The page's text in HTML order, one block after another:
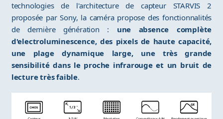
technologies de l'architecture de capteur STARVIS 2
proposée par Sony, la caméra propose des fonctionnalités
de dernière génération : une absence complète
d'electroluminescence, des pixels de haute capacité,
une plage dynamique large, une très grande
sensibilité dans le proche infrarouge et un bruit de
lecture très faible.